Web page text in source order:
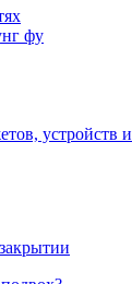
фу